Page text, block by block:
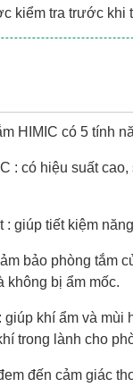
kiểm tra trước khi
HIMIC có 5 tính
: có hiệu suất
: giúp tiết kiệm
bảo phòng tắm
không bị ẩm mốc.
giúp khí ẩm và mùi
trong lành cho
đến cảm giác